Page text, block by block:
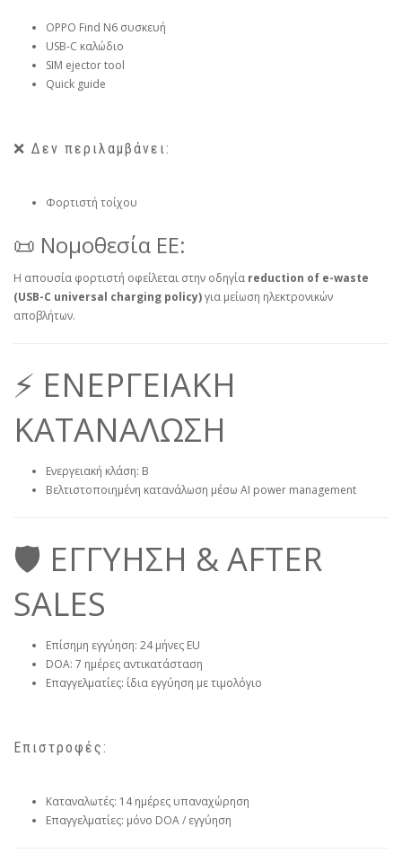
OPPO Find N6 συσκευή
USB-C καλώδιο
SIM ejector tool
Quick guide
❌ Δεν περιλαμβάνει:
Φορτιστή τοίχου
📜 Νομοθεσία ΕΕ:
Η απουσία φορτιστή οφείλεται στην οδηγία reduction of e-waste
(USB-C universal charging policy)για μείωση ηλεκτρονικών
αποβλήτων.
⚡ ΕΝΕΡΓΕΙΑΚΗ
ΚΑΤΑΝΑΛΩΣΗ
Ενεργειακή κλάση: B
Βελτιστοποιημένη κατανάλωση μέσω AI power management
🛡️ ΕΓΓΥΗΣΗ & AFTER
SALES
Επίσημη εγγύηση: 24 μήνες EU
DOA: 7 ημέρες αντικατάσταση
Επαγγελματίες: ίδια εγγύηση με τιμολόγιο
Επιστροφές:
Καταναλωτές: 14 ημέρες υπαναχώρηση
Επαγγελματίες: μόνο DOA / εγγύηση